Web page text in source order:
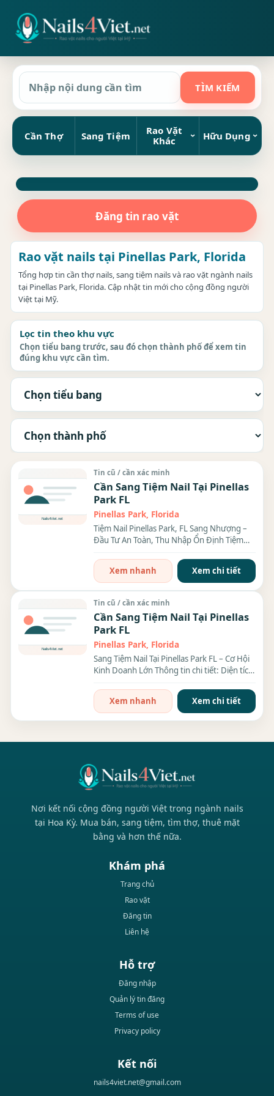
Cần Thợ Sang Tiệm
Rao Vặt
Khác
Hữu Dụng
Đăng tin rao vặt
Rao vặt nails tại Pinellas Park, Florida
Tổng hợp tin cần thợ nails, sang tiệm nails và rao vặt ngành nails
tại Pinellas Park, Florida. Cập nhật tin mới cho cộng đồng người
Việt tại Mỹ.
Lọc tin theo khu vực
Chọn tiểu bang trước, sau đó chọn thành phố để xem tin
đúng khu vực cần tìm.
Tin cũ / cần xác minh
Cần Sang Tiệm Nail Tại Pinellas
Park FL
Pinellas Park, Florida
Tiệm Nail Pinellas Park, FL Sang Nhượng –
Đầu Tư An Toàn, Thu Nhập Ổn Định Tiệm
Xem nhanh
Xem chi tiết
Tin cũ / cần xác minh
Cần Sang Tiệm Nail Tại Pinellas
Park FL
Pinellas Park, Florida
Sang Tiệm Nail Tại Pinellas Park FL – Cơ Hội
Kinh Doanh Lớn Thông tin chi tiết: Diện tích:
Xem nhanh
Xem chi tiết
Nơi kết nối cộng đồng người Việt trong ngành nails
tại Hoa Kỳ. Mua bán, sang tiệm, tìm thợ, thuê mặt
bằng và hơn thế nữa.
Khám phá
Trang chủ
Rao vặt
Đăng tin
Liên hệ
Hỗ trợ
Đăng nhập
Quản lý tin đăng
Terms of use
Privacy policy
Kết nối
nails4viet.net@gmail.com